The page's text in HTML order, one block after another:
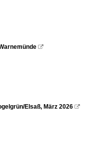

Elsaß, März 2026 